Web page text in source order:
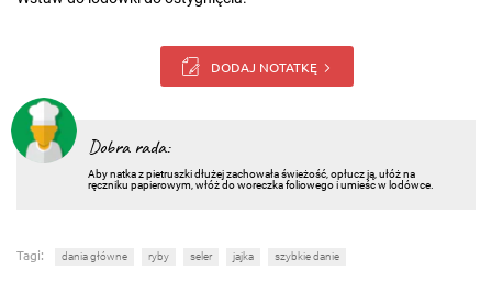
DODAJ NOTATKĘ
Dobra rada:
Aby natka z pietruszki dłużej zachowała świeżość, opłucz ją, ułóż na
ręczniku papierowym, włóż do woreczka foliowego i umieśc w lodówce.
Tagi: dania główne ryby seler jajka szybkie danie